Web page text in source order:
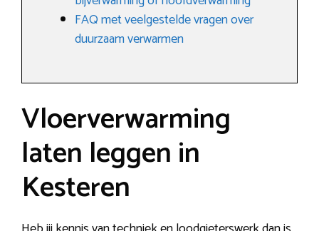
FAQ met veelgestelde vragen over
duurzaam verwarmen
Vloerverwarming
laten leggen in
Kesteren